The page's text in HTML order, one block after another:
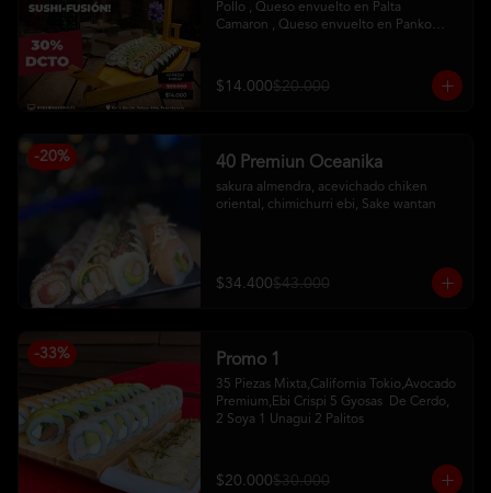
Pollo , Queso envuelto en Palta
Camaron , Queso envuelto en Panko
$14.000$20.000
-20% 40 Premiun Oceanika
sakura almendra, acevichado chiken
oriental, chimichurri ebi, Sake wantan
$34.400$43.000
-33% Promo 1
35 Piezas Mixta,California Tokio,Avocado
Premium,Ebi Crispi 5 Gyosas  De Cerdo,
2 Soya 1 Unagui 2 Palitos
$20.000$30.000